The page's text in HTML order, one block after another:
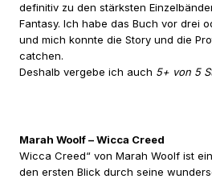
definitiv zu den stärksten
Fantasy. Ich habe das Buch vor drei
und mich konnte die Story und die
catchen.
Deshalb vergebe ich auch 5+ von 5
Marah Woolf – Wicca Creed
Wicca Creed“ von Marah Woolf ist
den ersten Blick durch seine